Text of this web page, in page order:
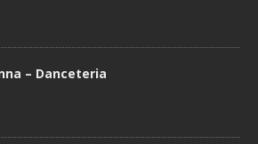
– Danceteria